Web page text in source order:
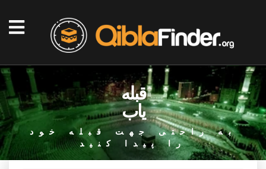
قبله
یاب
به راحتی جهت قبله خود
را پیدا کنید